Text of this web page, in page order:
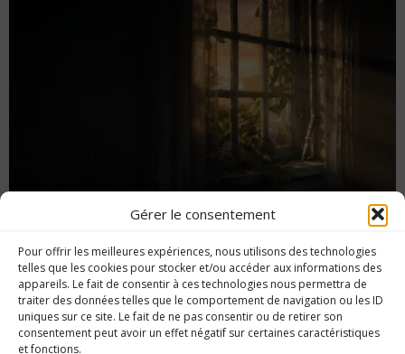
Gérer le consentement
Pour offrir les meilleures expériences, nous utilisons des technologies
telles que les cookies pour stocker et/ou accéder aux informations des
appareils. Le fait de consentir à ces technologies nous permettra de
traiter des données telles que le comportement de navigation ou les ID
uniques sur ce site. Le fait de ne pas consentir ou de retirer son
consentement peut avoir un effet négatif sur certaines caractéristiques
et fonctions.
chapitre par chapitre